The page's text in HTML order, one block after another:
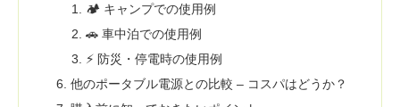
🏕 キャンプでの使用例
🚗 車中泊での使用例
⚡ 防災・停電時の使用例
他のポータブル電源との比較 – コスパはどうか？